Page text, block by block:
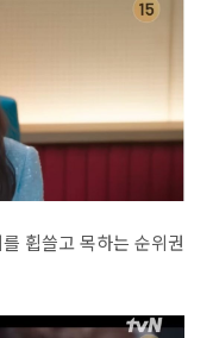
휩쓸고 목하는 순위권